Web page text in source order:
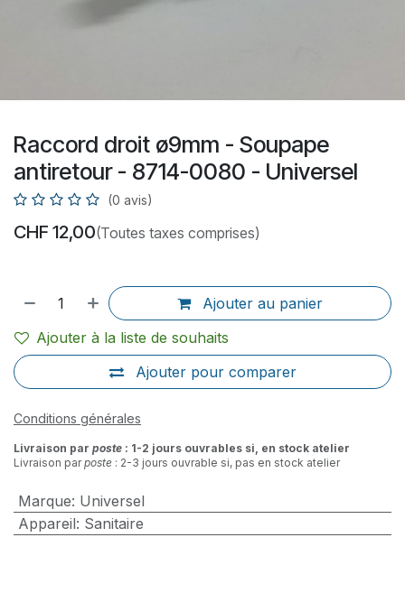
Raccord droit ø9mm - Soupape
antiretour - 8714-0080 - Universel
(0 avis)
CHF 12,00(Toutes taxes comprises)
Ajouter au panier
Ajouter pour comparer
Ajouter à la liste de souhaits
Conditions générales
Livraison par poste : 1-2 jours ouvrables si, en stock atelier
Livraison parposte : 2-3 jours ouvrable si, pas en stock atelier
Marque: Universel
Appareil: Sanitaire